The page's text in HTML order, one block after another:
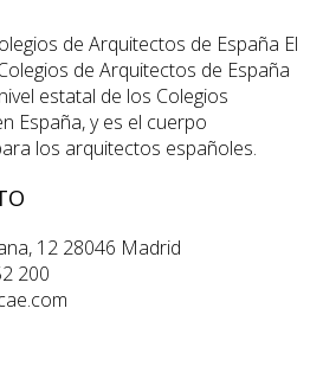
El
de Arquitectos de España
estatal de los Colegios
España, y es el cuerpo
los arquitectos españoles.
12 28046 Madrid
200